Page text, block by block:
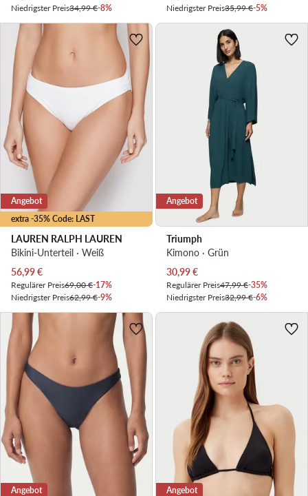
Niedrigster Preis34,99 €-8%
Niedrigster Preis35,99 €-5%
extra -35% Code: LAST
Angebot
LAUREN RALPH LAUREN
Bikini-Unterteil · Weiß
Aktueller Preis
56,99€
Regulärer Preis69,00 €-17%
Niedrigster Preis62,99 €-9%
Angebot
Triumph
Kimono · Grün
Aktueller Preis
30,99€
Regulärer Preis47,99 €-35%
Niedrigster Preis32,99 €-6%
Angebot Angebot